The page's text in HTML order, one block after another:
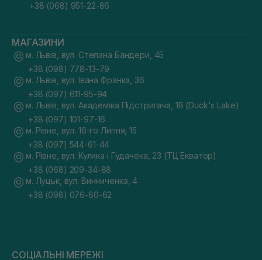
+38 (068) 951-22-86
МАГАЗИНИ
м. Львів, вул. Степана Бандери, 45
+38 (098) 778-13-79
м. Львів, вул. Івана Франка, 36
+38 (097) 611-95-94
м. Львів, вул. Академіка Підстригача, 1В (Duck's Lake)
+38 (097) 101-97-16
м. Рівне, вул. 16-го Липня, 15
+38 (097) 544-61-44
м. Рівне, вул. Кулика і Гудачека, 23 (ТЦ Екватор)
+38 (068) 209-34-88
м. Луцьк, вул. Винниченка, 4
+38 (098) 076-60-62
СОЦІАЛЬНІ МЕРЕЖІ